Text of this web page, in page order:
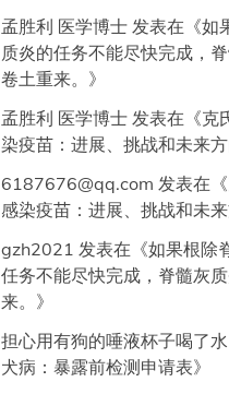
孟胜利 医学博士 发表在《如
质炎的任务不能尽快完成，
卷土重来。 》
孟胜利 医学博士 发表在《克
染疫苗：进展、挑战和未来
6187676@qq.com 发表在《
感染疫苗：进展、挑战和未
gzh2021 发表在《如果根除
任务不能尽快完成，脊髓灰
来。 》
担心用有狗的唾液杯子喝了水
犬病：暴露前检测申请表》